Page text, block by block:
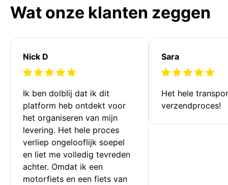
Wat onze klanten zeggen
Nick D
Ik ben dolblij dat ik dit
platform heb ontdekt voor
het organiseren van mijn
levering. Het hele proces
verliep ongelooflijk soepel
en liet me volledig tevreden
achter. Omdat ik een
motorfiets en een fiets van
Sara
Het hele
verzendproces!